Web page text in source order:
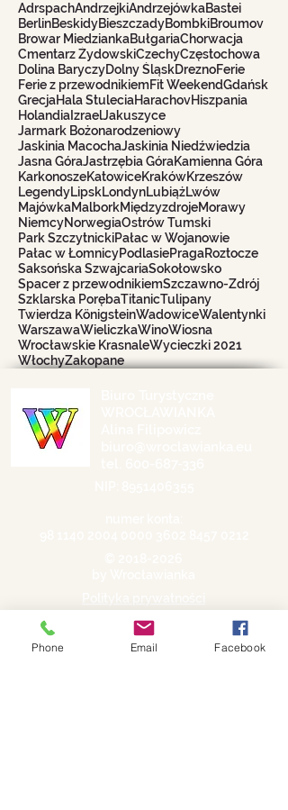
AdrspachAndrzejkiAndrzejówkaBastei
BerlinBeskidyBieszczadyBombkiBroumov
Browar MiedziankaBułgariaChorwacja
Cmentarz ŻydowskiCzechyCzęstochowa
Dolina BaryczyDolny ŚląskDreznoFerie
Ferie z przewodnikiemFit WeekendGdańsk
GrecjaHala StuleciaHarachovHiszpania
Holandia IzraelJakuszyce
Jarmark Bożonarodzeniowy
Jaskinia MacochaJaskinia Niedźwiedzia
Jasna GóraJastrzębia GóraKamienna Góra
KarkonoszeKatowiceKrakówKrzeszów
LegendyLipskLondynLubiążLwów
MajówkaMalborkMiędzyzdrojeMorawy
NiemcyNorwegiaOstrów Tumski
Park SzczytnickiPałac w Wojanowie
Pałac w ŁomnicyPodlasiePragaRoztocze
Saksońska SzwajcariaSokołowsko
Spacer z przewodnikiemSzczawno-Zdrój
Szklarska PorębaTitanicTulipany
Twierdza KönigsteinWadowiceWalentynki
WarszawaWieliczkaWinoWiosna
Wrocławskie KrasnaleWycieczki 2021
WłochyZakopane
Phone Email Facebook